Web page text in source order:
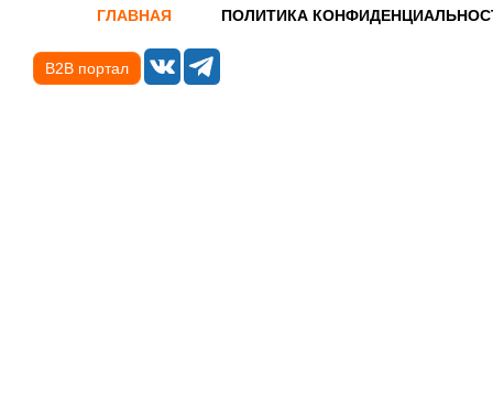
ГЛАВНАЯ ПОЛИТИКА
B2B портал